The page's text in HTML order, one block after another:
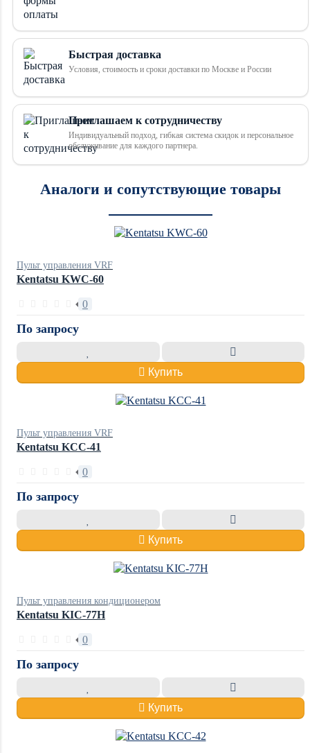
Быстрая доставка
Условия, стоимость и сроки доставки по Москве и России
Приглашаем к сотрудничеству
Индивидуальный подход, гибкая система скидок и персональное
обслуживание для каждого партнера.
Аналоги и сопутствующие товары
Пульт управления VRF
Kentatsu KWC-60
0
По запросу
Купить
Пульт управления VRF
Kentatsu KCC-41
0
По запросу
Купить
Пульт управления кондиционером
Kentatsu KIC-77H
0
По запросу
Купить